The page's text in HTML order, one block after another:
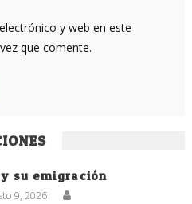
y web en este
que comente.
y su emigración
9, 2026